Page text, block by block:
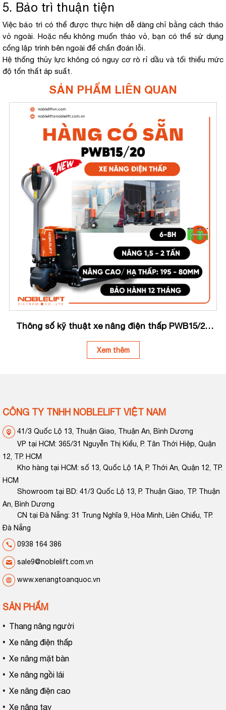
5. Bảo trì thuận tiện
Việc bảo trì có thể được thực hiện dễ dàng chỉ bằng cách tháo
vỏ ngoài. Hoặc nếu không muốn tháo vỏ, bạn có thể sử dụng
cổng lập trình bên ngoài để chẩn đoán lỗi.
Hệ thống thủy lực không có nguy cơ rò rỉ dầu và tối thiểu mức
độ tổn thất áp suất.
SẢN PHẨM LIÊN QUAN
Thông số kỹ thuật xe nâng điện thấp PWB15/20
Xem thêm
CÔNG TY TNHH NOBLELIFT VIỆT NAM
41/3 Quốc Lộ 13, Thuận Giao, Thuận An, Bình Dương
VP tại HCM: 365/31 Nguyễn Thị Kiểu, P. Tân Thới Hiệp, Quận
12, TP. HCM
Kho hàng tại HCM: số 13, Quốc Lộ 1A, P. Thới An, Quận 12, TP.
HCM
Showroom tại BD: 41/3 Quốc Lộ 13, P. Thuận Giao, TP. Thuận
An, Bình Dương
CN tại Đà Nẵng: 31 Trung Nghĩa 9, Hòa Minh, Liên Chiểu, TP.
Đà Nẵng
0938 164 386
sale9@noblelift.com.vn
www.xenangtoanquoc.vn
SẢN PHẨM
• Thang nâng người
• Xe nâng điện thấp
• Xe nâng mặt bàn
• Xe nâng ngồi lái
• Xe nâng điện cao
• Xe nâng tay